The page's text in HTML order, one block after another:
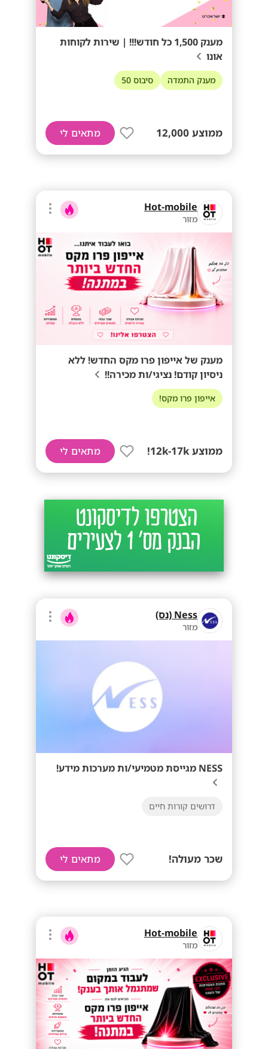
מענק 1,500 כל חודש!!! | שירות לקוחות
אונו
מענק התמדה סיבוס 50
ממוצע 12,000 מתאים לי
Hot-mobile
מזור
מענק של אייפון פרו מקס החדש! ללא
ניסיון קודם! נציגי/ות מכירה!!
אייפון פרו מקס!
ממוצע 12k-17k! מתאים לי
Ness (נס)
מזור
NESS מגייסת מטמיעי/ות מערכות מידע!
דרושים קורות חיים
שכר מעולה! מתאים לי
Hot-mobile
מזור